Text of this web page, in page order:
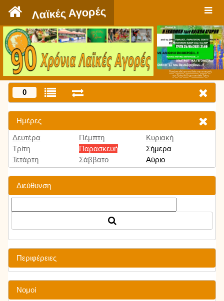
Λαϊκές Αγορές
Πατήστε εδώ για να δείτε την εκπομπή
την Τρίτη 9:00 μμ και κάθε Τρίτη
0
Ημέρες
Δευτέρα
Τρίτη
Τετάρτη
Πέμπτη
Παρασκευή
Σάββατο
Κυριακή
Σήμερα
Αύριο
Διεύθυνση
Περιφέρειες
Νομοί